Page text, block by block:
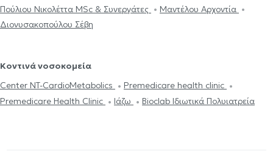
Πούλιου Νικολέττα MSc & Συνεργάτες
Μαντέλου Αρχοντία
Διονυσακοπούλου Σέβη
Κοντινά νοσοκομεία
Center NT-CardioMetabolics
Premedicare health clinic
Premedicare Health Clinic
Ιάζω Bioclab Ιδιωτικά Πολυιατρεία